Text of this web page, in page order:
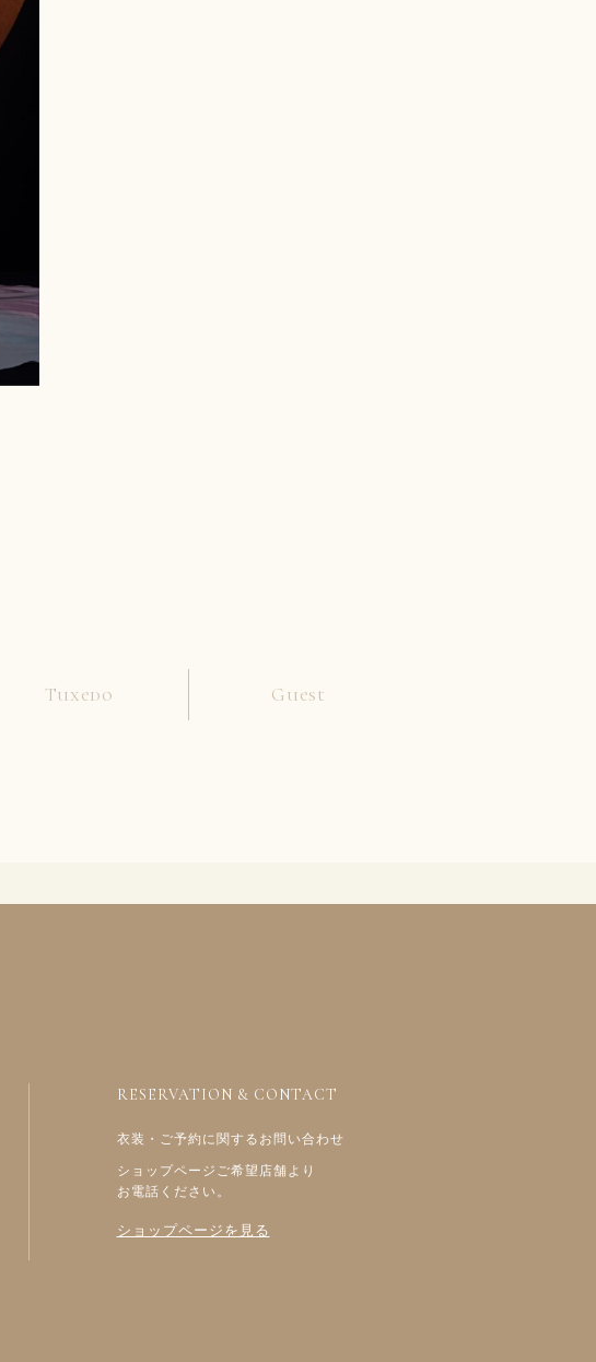
Tuxedo Guest
RESERVATION & CONTACT
衣装・ご予約に関するお問い合わせ
ショップページご希望店舗より
お電話ください。
ショップページを見る